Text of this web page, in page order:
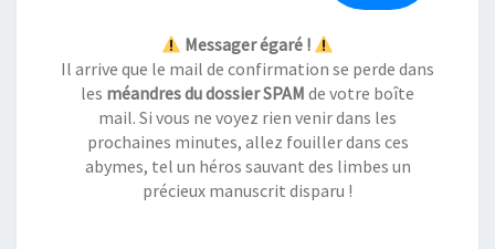
Messager égaré !
Il arrive que le mail de confirmation se perde dans
les méandres du dossier SPAM de votre boîte
mail. Si vous ne voyez rien venir dans les
prochaines minutes, allez fouiller dans ces
abymes, tel un héros sauvant des limbes un
précieux manuscrit disparu !